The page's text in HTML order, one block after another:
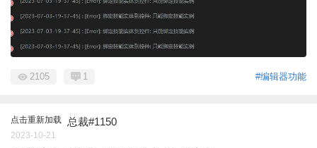
#编辑器功能
2105 1
点击重新加载 总裁#1150
2023-10-21